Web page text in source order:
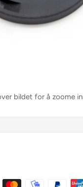
bildet for å zoome